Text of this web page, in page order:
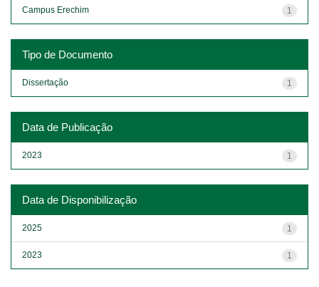
1
Campus Erechim
Tipo de Documento
1
Dissertação
Data de Publicação
1
2023
Data de Disponibilização
1
2025
1
2023